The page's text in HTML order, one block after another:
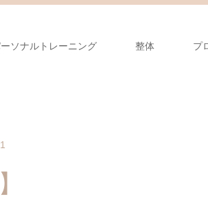
ソナルトレーニング 整体 プ